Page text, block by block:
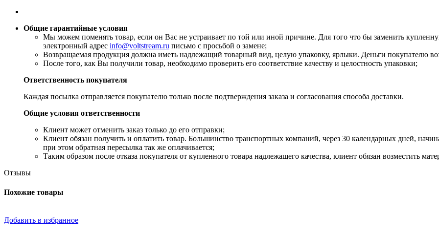
Общие гарантийные условия
​Мы можем поменять товар, если он Вас не устраивает по той или иной причине. Для того что бы заменить
электронный адрес info@voltstream.ru письмо с просьбой о замене;
Возвращаемая продукция должна иметь надлежащий товарный вид, целую упаковку, ярлыки. Деньги покупателю
​После того, как Вы получили товар, необходимо проверить его соответствие качеству и целостность упаковки;
Ответственность покупателя
Каждая посылка отправляется покупателю только после подтверждения заказа и согласования способа доставки.
Общие условия ответственности
​Клиент может отменить заказ только до его отправки;
​Клиент обязан получить и оплатить товар. Большинство транспортных компаний, через 30 календарных дней,
при этом обратная пересылка так же оплачивается;
​Таким образом после отказа покупателя от купленного товара надлежащего качества, клиент обязан возместить
Отзывы
Похожие товары
Добавить в избранное